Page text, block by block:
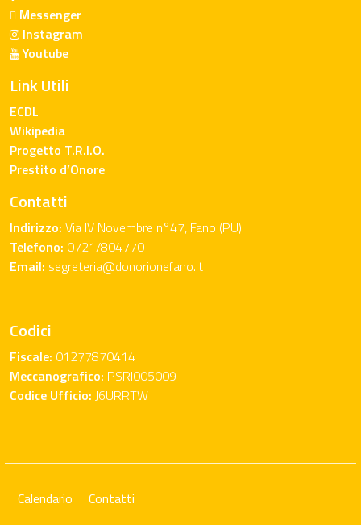
Messenger
Instagram
Youtube
Link Utili
ECDL
Wikipedia
Progetto T.R.I.O.
Prestito d’Onore
Contatti
Indirizzo: Via IV Novembre n°47, Fano (PU)
Telefono: 0721/804770
Email: segreteria@donorionefano.it
Codici
Fiscale: 01277870414
Meccanografico: PSRI005009
Codice Ufficio: J6URRTW
Calendario Contatti